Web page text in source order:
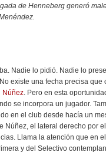
de Henneberg generó
Nadie lo pidió. Nadie lo
existe una fecha precisa
Núñez. Pero en esta
se incorpora un jugador.
en el club desde hacía un
Núñez, el lateral derecho por
Llama la atención que en
y del Selectivo